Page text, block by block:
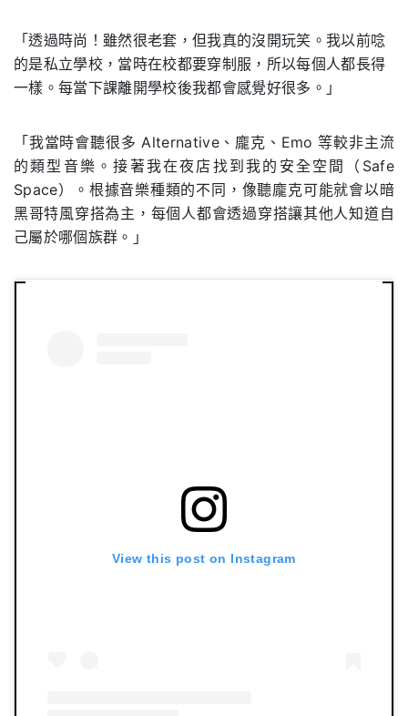
「透過時尚！雖然很老套，但我真的沒開玩笑。我以前唸
的是私立學校，當時在校都要穿制服，所以每個人都長得
一樣。每當下課離開學校後我都會感覺好很多。」
「我當時會聽很多 Alternative、龐克、Emo 等較非主流
的類型音樂。接著我在夜店找到我的安全空間（Safe
Space）。根據音樂種類的不同，像聽龐克可能就會以暗
黑哥特風穿搭為主，每個人都會透過穿搭讓其他人知道自
己屬於哪個族群。」
View this post on Instagram